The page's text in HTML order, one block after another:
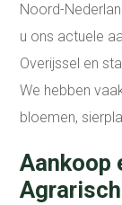
Noord-
u ons actuele
Overijssel en
We hebben
bloemen,
Aankoop